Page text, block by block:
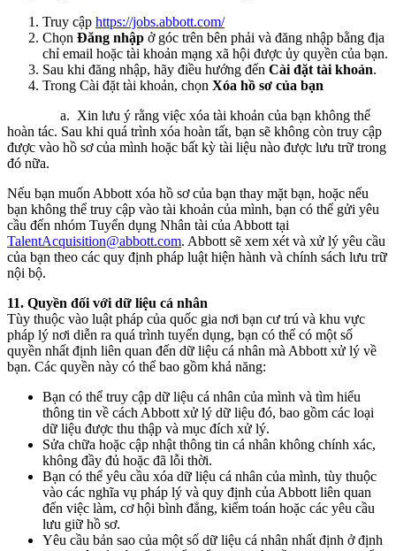
Truy cập https://jobs.abbott.com/
Chọn Đăng nhập ở góc trên bên phải và đăng nhập bằng địa
chỉ email hoặc tài khoản mạng xã hội được ủy quyền của bạn.
Sau khi đăng nhập, hãy điều hướng đến Cài đặt tài khoản.
Trong Cài đặt tài khoản, chọn Xóa hồ sơ của bạn
a. Xin lưu ý rằng việc xóa tài khoản của bạn không thể
hoàn tác. Sau khi quá trình xóa hoàn tất, bạn sẽ không còn truy cập
được vào hồ sơ của mình hoặc bất kỳ tài liệu nào được lưu trữ trong
đó nữa.
Nếu bạn muốn Abbott xóa hồ sơ của bạn thay mặt bạn, hoặc nếu
bạn không thể truy cập vào tài khoản của mình, bạn có thể gửi yêu
cầu đến nhóm Tuyển dụng Nhân tài của Abbott tại
TalentAcquisition@abbott.com. Abbott sẽ xem xét và xử lý yêu cầu
của bạn theo các quy định pháp luật hiện hành và chính sách lưu trữ
nội bộ.
11. Quyền đối với dữ liệu cá nhân
Tùy thuộc vào luật pháp của quốc gia nơi bạn cư trú và khu vực
pháp lý nơi diễn ra quá trình tuyển dụng, bạn có thể có một số
quyền nhất định liên quan đến dữ liệu cá nhân mà Abbott xử lý về
bạn. Các quyền này có thể bao gồm khả năng:
Bạn có thể truy cập dữ liệu cá nhân của mình và tìm hiểu
thông tin về cách Abbott xử lý dữ liệu đó, bao gồm các loại
dữ liệu được thu thập và mục đích xử lý.
Sửa chữa hoặc cập nhật thông tin cá nhân không chính xác,
không đầy đủ hoặc đã lỗi thời.
Bạn có thể yêu cầu xóa dữ liệu cá nhân của mình, tùy thuộc
vào các nghĩa vụ pháp lý và quy định của Abbott liên quan
đến việc làm, cơ hội bình đẳng, kiểm toán hoặc các yêu cầu
lưu giữ hồ sơ.
Yêu cầu bản sao của một số dữ liệu cá nhân nhất định ở định